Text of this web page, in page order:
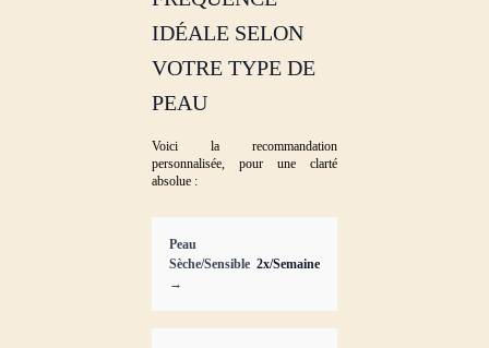
IDÉALE SELON
VOTRE TYPE DE
PEAU
Voici la recommandation
personnalisée, pour une clarté
absolue :
Peau
Sèche/Sensible
→
2x/Semaine